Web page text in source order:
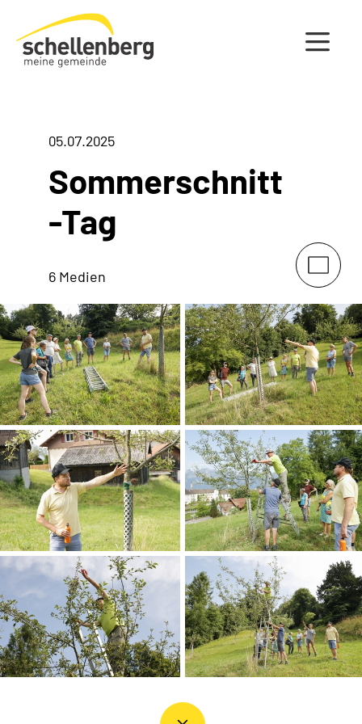
Gemeinde Schellenberg Startseite
05.07.2025
Sommerschnitt
-Tag
6 Medien